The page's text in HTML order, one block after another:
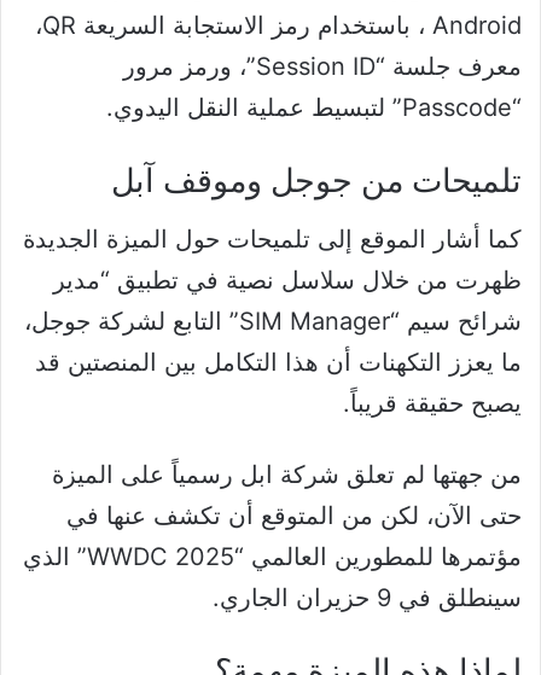
Android ، باستخدام رمز الاستجابة السريعة QR،
معرف جلسة “Session ID”، ورمز مرور
“Passcode” لتبسيط عملية النقل اليدوي.
تلميحات من جوجل وموقف آبل
كما أشار الموقع إلى تلميحات حول الميزة الجديدة
ظهرت من خلال سلاسل نصية في تطبيق “مدير
شرائح سيم “SIM Manager” التابع لشركة جوجل،
ما يعزز التكهنات أن هذا التكامل بين المنصتين قد
يصبح حقيقة قريباً.
من جهتها لم تعلق شركة ابل رسمياً على الميزة
حتى الآن، لكن من المتوقع أن تكشف عنها في
مؤتمرها للمطورين العالمي “WWDC 2025” الذي
سينطلق في 9 حزيران الجاري.